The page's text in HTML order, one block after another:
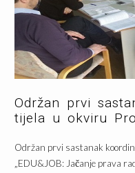
Održan prvi
tijela u okviru
Održan prvi sastanak
„EDU&JOB: Jačanje prava